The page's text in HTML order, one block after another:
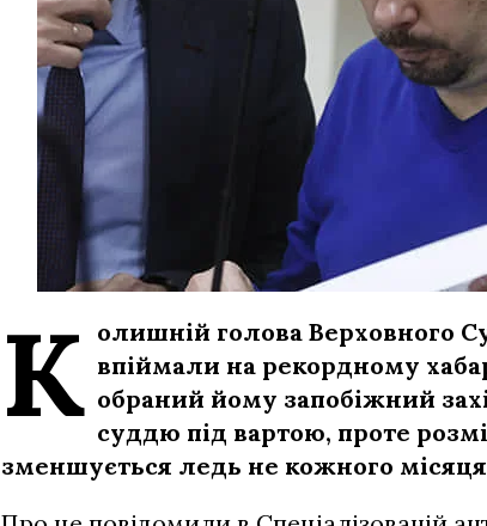
К олишній голова Верховного
впіймали на рекордному
обраний йому запобіжний
суддю під вартою, проте
зменшується ледь не кожного